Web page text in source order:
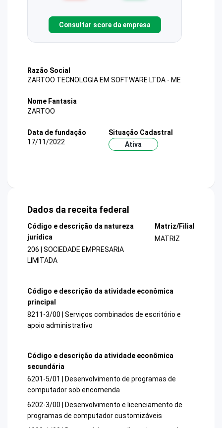
Consultar score da empresa
Razão Social
ZARTOO TECNOLOGIA EM SOFTWARE LTDA - ME
Nome Fantasia
ZARTOO
Data de fundação
17/11/2022
Situação Cadastral
Ativa
Dados da receita federal
Código e descrição da natureza
jurídica
206 | SOCIEDADE EMPRESARIA
LIMITADA
Matriz/Filial
MATRIZ
Código e descrição da atividade econômica
principal
8211-3/00 | Serviços combinados de escritório e
apoio administrativo
Código e descrição da atividade econômica
secundária
6201-5/01 | Desenvolvimento de programas de
computador sob encomenda
6202-3/00 | Desenvolvimento e licenciamento de
programas de computador customizáveis